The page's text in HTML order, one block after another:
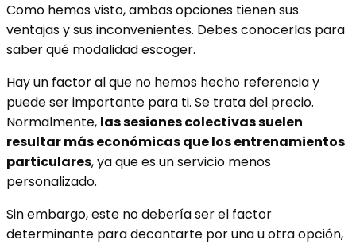
Como hemos visto, ambas opciones tienen sus
ventajas y sus inconvenientes. Debes conocerlas para
saber qué modalidad escoger.
Hay un factor al que no hemos hecho referencia y
puede ser importante para ti. Se trata del precio.
Normalmente, las sesiones colectivas suelen
resultar más económicas que los entrenamientos
particulares, ya que es un servicio menos
personalizado.
Sin embargo, este no debería ser el factor
determinante para decantarte por una u otra opción,